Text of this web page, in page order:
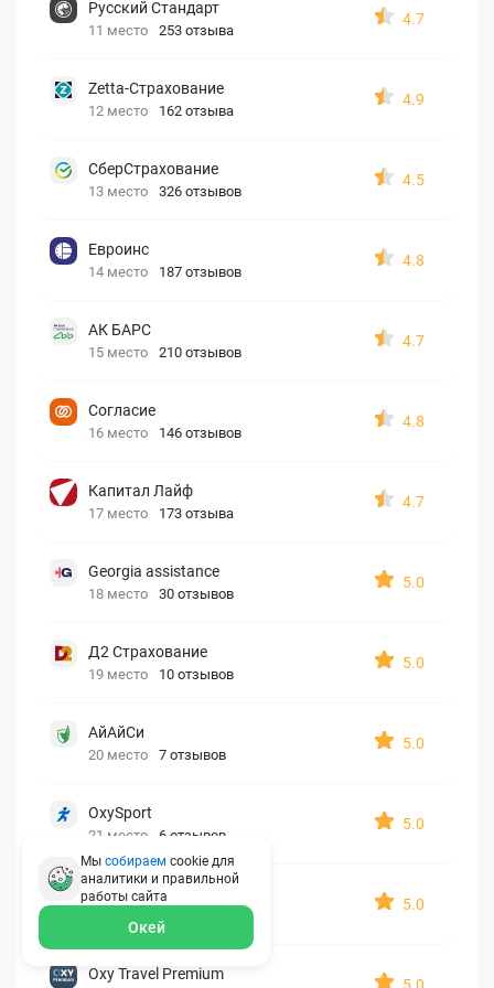
Русский Стандарт
11 место 253 отзыва
4.7
Zetta-Страхование
12 место 162 отзыва
4.9
СберСтрахование
13 место 326 отзывов
4.5
Евроинс
14 место 187 отзывов
4.8
АК БАРС
15 место 210 отзывов
4.7
Согласие
16 место 146 отзывов
4.8
Капитал Лайф
17 место 173 отзыва
4.7
Georgia assistance
18 место 30 отзывов
5.0
Д2 Страхование
19 место 10 отзывов
5.0
АйАйСи
20 место 7 отзывов
5.0
OxySport
21 место 6 отзывов
5.0
ERGO AXA
5.0
Oxy Travel Premium
5.0
Мы собираем cookie для
аналитики и правильной
работы сайта
Окей